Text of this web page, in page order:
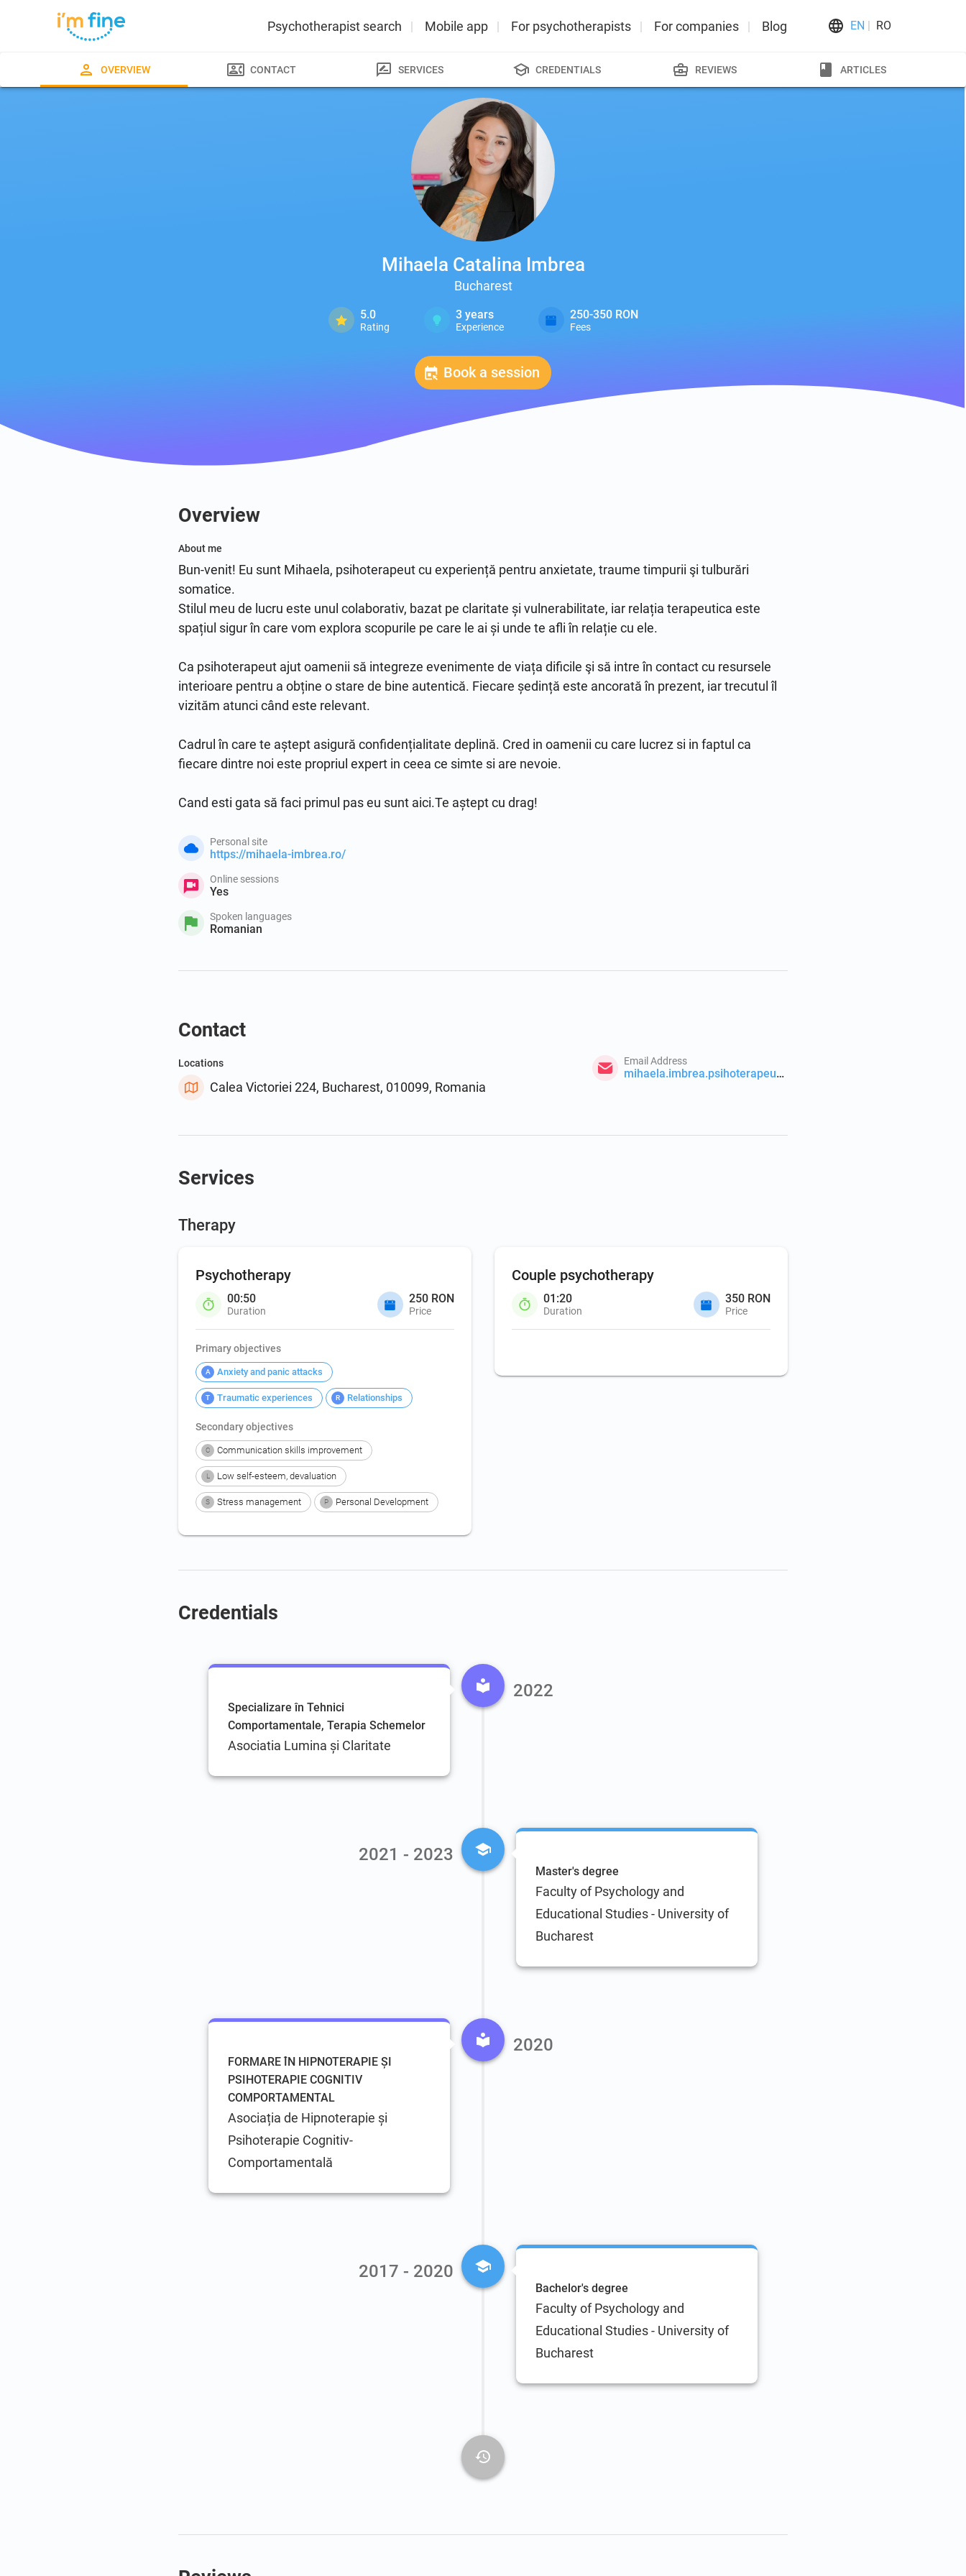
Psychotherapist search Mobile app For psychotherapists For companies Blog EN RO
Mihaela Catalina Imbrea
Bucharest
5.0
Rating
3 years
Experience
250-350 RON
Fees
Book a session
OVERVIEW CONTACT SERVICES CREDENTIALS REVIEWS ARTICLES
Overview
About me
Bun-venit! Eu sunt Mihaela, psihoterapeut cu experiență pentru anxietate, traume timpurii şi tulburări
somatice.
Stilul meu de lucru este unul colaborativ, bazat pe claritate și vulnerabilitate, iar relația terapeutica este
spațiul sigur în care vom explora scopurile pe care le ai și unde te afli în relație cu ele.
Ca psihoterapeut ajut oamenii să integreze evenimente de viața dificile şi să intre în contact cu resursele
interioare pentru a obține o stare de bine autentică. Fiecare ședință este ancorată în prezent, iar trecutul îl
vizităm atunci când este relevant.
Cadrul în care te aștept asigură confidențialitate deplină. Cred in oamenii cu care lucrez si in faptul ca
fiecare dintre noi este propriul expert in ceea ce simte si are nevoie.
https://mihaela-imbrea.ro/
Personal site
Yes
Online sessions
Romanian
Spoken languages
Contact
Locations
Calea Victoriei 224, Bucharest, 010099, Romania
mihaela.imbrea.psihoterapeut@gmail.com
Email Address
Services
Therapy
Psychotherapy
00:50
Duration
250 RON
Price
Primary objectives
A Anxiety and panic attacks
T Traumatic experiences R Relationships
Secondary objectives
C Communication skills improvement
L Low self-esteem, devaluation
S Stress management P Personal Development
Couple psychotherapy
01:20
Duration
350 RON
Price
Credentials
Specializare în Tehnici
Comportamentale, Terapia Schemelor
Asociatia Lumina și Claritate
2022
Master's degree
Faculty of Psychology and
Educational Studies - University of
Bucharest
2021 - 2023
FORMARE ÎN HIPNOTERAPIE ȘI
PSIHOTERAPIE COGNITIV
COMPORTAMENTAL
Asociația de Hipnoterapie și
Psihoterapie Cognitiv-
Comportamentală
2020
Bachelor's degree
Faculty of Psychology and
Educational Studies - University of
Bucharest
2017 - 2020